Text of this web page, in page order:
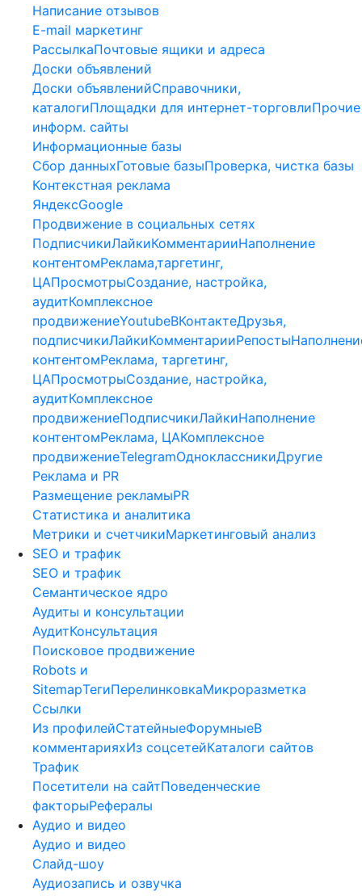
Написание отзывов
E-mail маркетинг
РассылкаПочтовые ящики и адреса
Доски объявлений
Доски объявленийСправочники,
каталогиПлощадки для интернет-торговлиПрочие
информ. сайты
Информационные базы
Сбор данныхГотовые базыПроверка, чистка базы
Контекстная реклама
ЯндексGoogle
Продвижение в социальных сетях
ПодписчикиЛайкиКомментарииНаполнение
контентомРеклама,таргетинг,
ЦАПросмотрыСоздание, настройка,
аудитКомплексное
продвижениеYoutubeВКонтактеДрузья,
подписчикиЛайкиКомментарииРепосты
контентомРеклама, таргетинг,
ЦАПросмотрыСоздание, настройка,
аудитКомплексное
продвижениеПодписчикиЛайкиНаполнение
контентомРеклама, ЦАКомплексное
продвижениеTelegramОдноклассникиДругие
Реклама и PR
Размещение рекламыPR
Статистика и аналитика
Метрики и счетчикиМаркетинговый анализ
SEO и трафик
SEO и трафик
Семантическое ядро
Аудиты и консультации
АудитКонсультация
Поисковое продвижение
Robots и
SitemapТегиПерелинковкаМикроразметка
Ссылки
Из профилейСтатейныеФорумныеВ
комментарияхИз соцсетейКаталоги сайтов
Трафик
Посетители на сайтПоведенческие
факторыРефералы
Аудио и видео
Аудио и видео
Слайд-шоу
Аудиозапись и озвучка